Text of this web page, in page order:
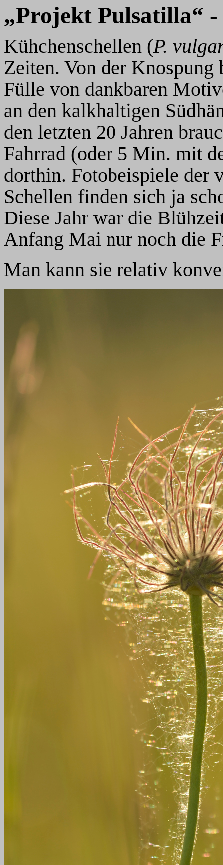
„Projekt Pulsatilla“ -
Kühchenschellen (P.
Zeiten. Von der Knospung
Fülle von dankbaren
an den kalkhaltigen
den letzten 20 Jahren
Fahrrad (oder 5 Min. mit
dorthin. Fotobeispiele der
Schellen finden sich ja
Diese Jahr war die
Anfang Mai nur noch die
Man kann sie relativ